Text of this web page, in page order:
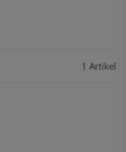
1 Artikel